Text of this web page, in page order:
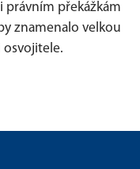
překážkám
znamenalo velkou